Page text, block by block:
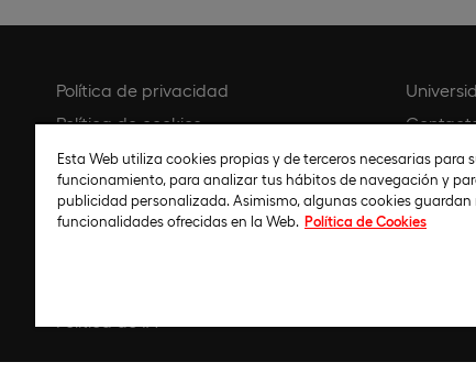
Política de privacidad
Política de cookies
Configurar cookies
Aviso legal
Política de compliance
Esta Web utiliza cookies propias y de terceros necesarias para
funcionamiento, para analizar tus hábitos de navegación y
publicidad personalizada. Asimismo, algunas cookies guardan
funcionalidades ofrecidas en la Web. Política de Cookies